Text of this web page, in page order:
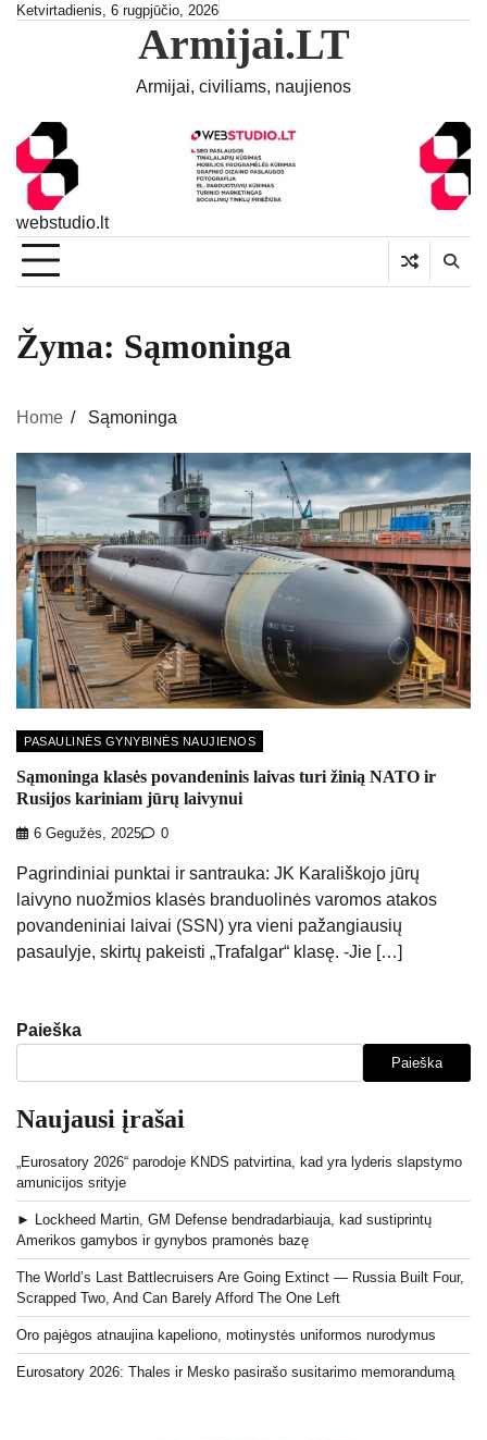
SkipKetvirtadienis, 6 rugpjūčio, 2026
Armijai.LT
Armijai, civiliams, naujienos
webstudio.lt
Žyma: Sąmoninga
Home Sąmoninga
PASAULINĖS GYNYBINĖS NAUJIENOS
Sąmoninga klasės povandeninis laivas turi žinią NATO ir
Rusijos kariniam jūrų laivynui
6 Gegužės, 2025 0
Pagrindiniai punktai ir santrauka: JK Karališkojo jūrų
laivyno nuožmios klasės branduolinės varomos atakos
povandeniniai laivai (SSN) yra vieni pažangiausių
pasaulyje, skirtų pakeisti „Trafalgar“ klasę. -Jie […]
Paieška
Paieška
Naujausi įrašai
„Eurosatory 2026“ parodoje KNDS patvirtina, kad yra lyderis slapstymo
amunicijos srityje
► Lockheed Martin, GM Defense bendradarbiauja, kad sustiprintų
Amerikos gamybos ir gynybos pramonės bazę
The World’s Last Battlecruisers Are Going Extinct — Russia Built Four,
Scrapped Two, And Can Barely Afford The One Left
Oro pajėgos atnaujina kapeliono, motinystės uniformos nurodymus
Eurosatory 2026: Thales ir Mesko pasirašo susitarimo memorandumą